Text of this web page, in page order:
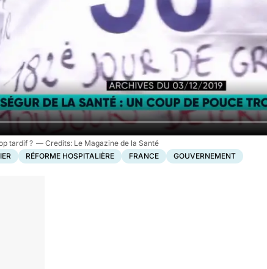
tardif ?
Le Magazine de la Santé
RÉFORME HOSPITALIÈRE FRANCE GOUVERNEMENT